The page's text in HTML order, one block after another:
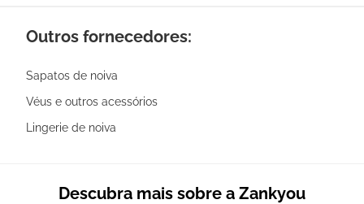
Outros fornecedores:
Sapatos de noiva
Véus e outros acessórios
Lingerie de noiva
Descubra mais sobre a Zankyou